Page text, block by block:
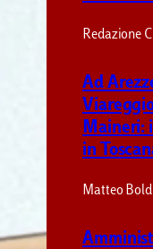
Redazione
Ad
Maineri:
in
Matteo